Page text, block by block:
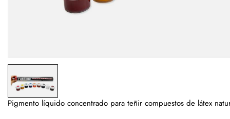
Pigmento líquido concentrado para teñir compuestos de látex